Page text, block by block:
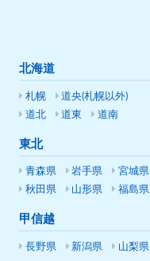
北海道
札幌
道央(札幌以外)
道北
道東 道南
東北
青森県 岩手県
宮城県
秋田県
山形県 福島県
甲信越
長野県 新潟県 山梨県